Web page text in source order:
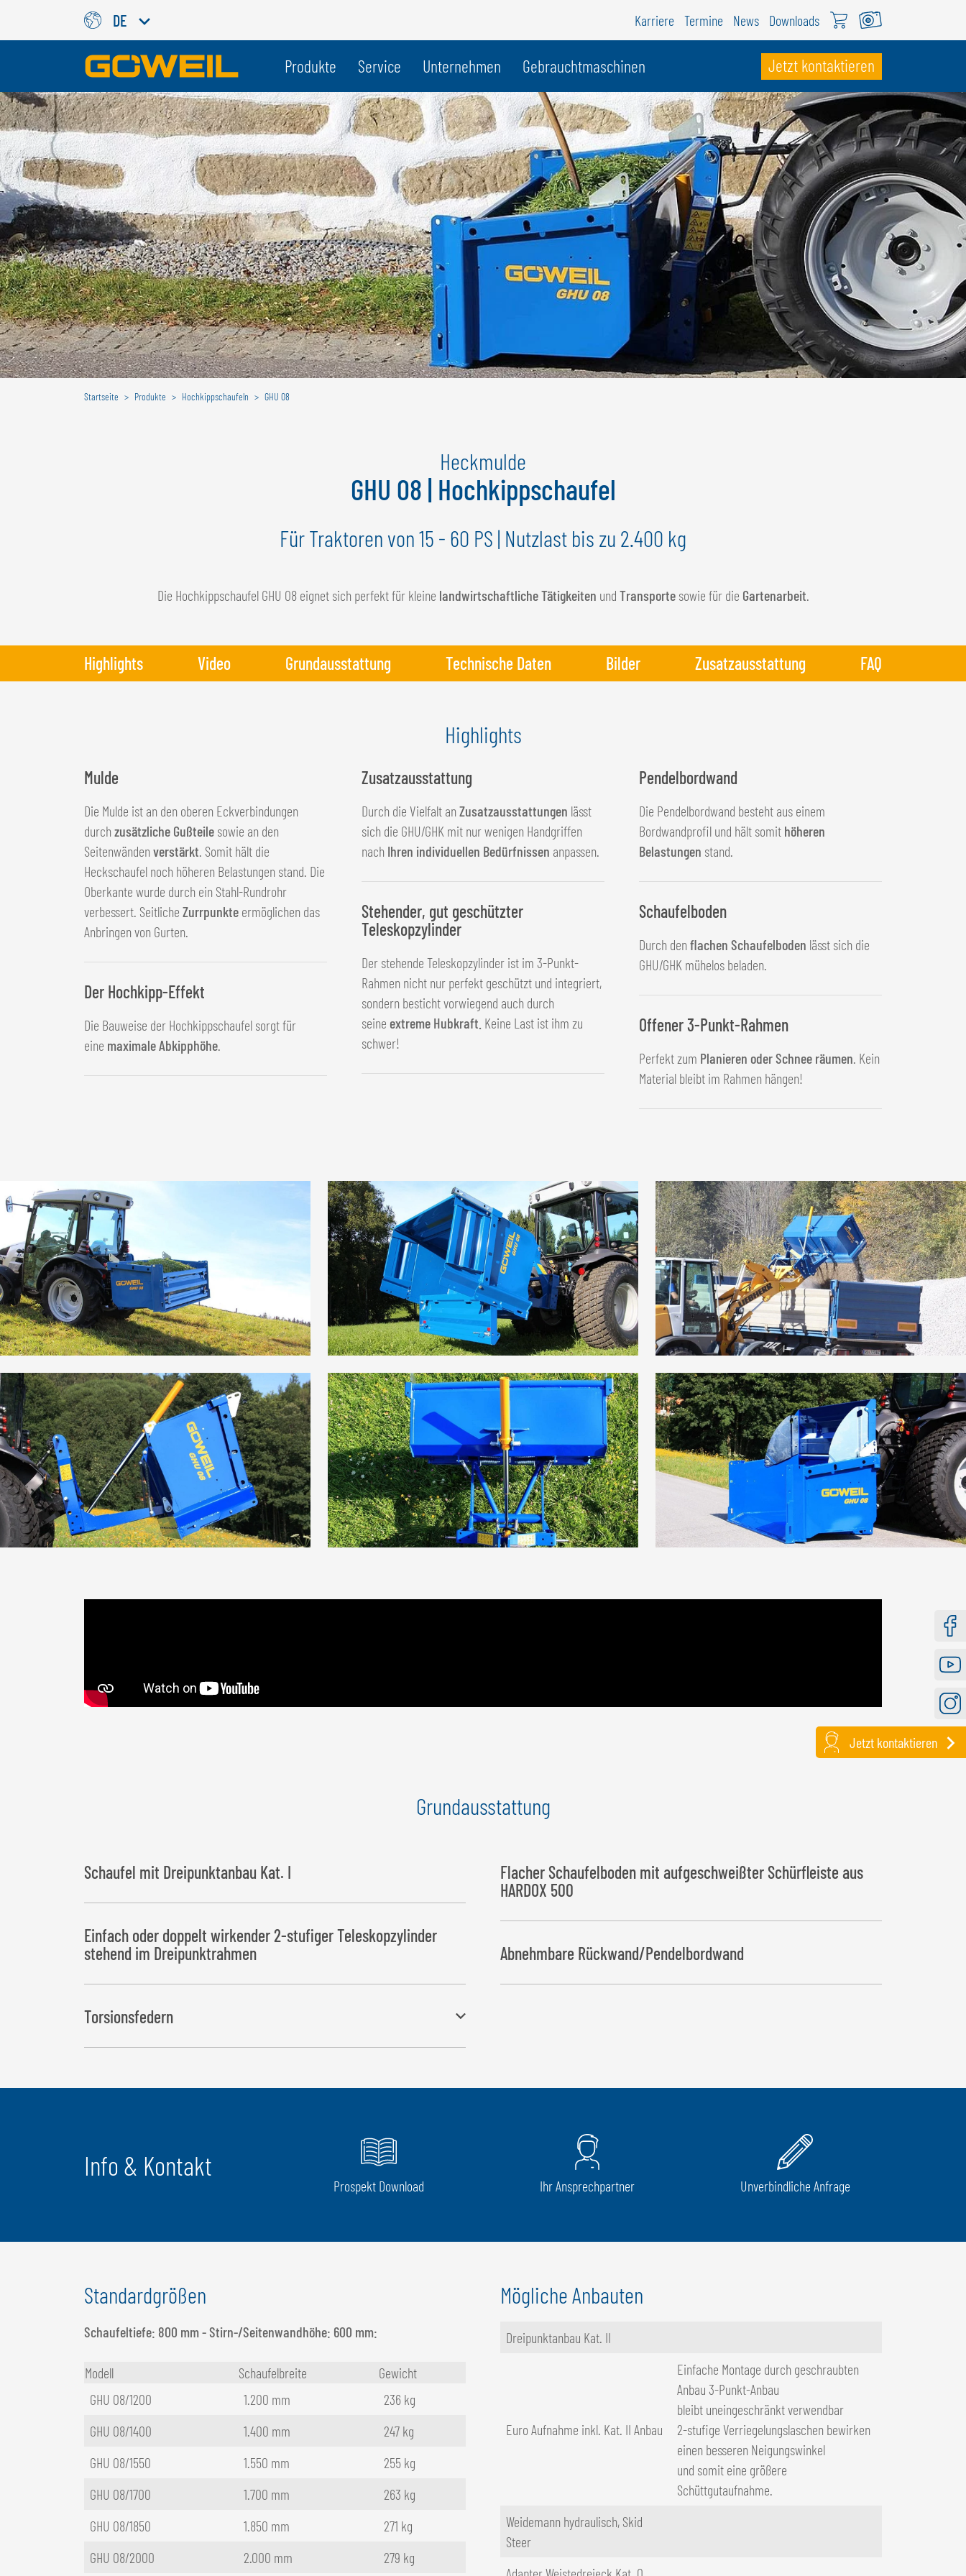
DE
Wählen Sie Ihre Sprache / Ihr Land
INTERNATIONAL
GÖWEIL
DEUTSCH
ENGLISH
FRANÇAIS
NEDERLANDS
ESPAÑOL
POLSKI
ČESKÝ
BELGIEN
GÖWEIL BNL
NEDERLANDS
FRANÇAIS
DEUTSCH
SCHWEIZ
GÖWEIL Schweiz
DEUTSCH
FRANÇAIS
Karriere Termine News Downloads
Produkte Service Unternehmen Gebrauchtmaschinen Jetzt kontaktieren
Startseite Produkte Hochkippschaufeln GHU 08
Heckmulde
GHU 08 | Hochkippschaufel
Für Traktoren von 15 - 60 PS | Nutzlast bis zu 2.400 kg
Die Hochkippschaufel GHU 08 eignet sich perfekt für kleine landwirtschaftliche Tätigkeiten und Transporte sowie für die Gartenarbeit
Highlights Video Grundausstattung Technische Daten Bilder Zusatzausstattung FAQ
Highlights
Mulde
Die Mulde ist an den oberen Eckverbindungen
durch zusätzliche Gußteile sowie an den
Seitenwänden verstärkt . Somit hält die
Heckschaufel noch höheren Belastungen stand. Die
Oberkante wurde durch ein Stahl-Rundrohr
verbessert. Seitliche Zurrpunkte ermöglichen das
Anbringen von Gurten.
Der Hochkipp-Effekt
Die Bauweise der Hochkippschaufel sorgt für
eine maximale Abkipphöhe
Zusatzausstattung
Durch die Vielfalt an Zusatzausstattungen lässt
sich die GHU/GHK mit nur wenigen Handgriffen
nach Ihren individuellen Bedürfnissen anpassen.
Stehender, gut geschützter
Teleskopzylinder
Der stehende Teleskopzylinder ist im 3-Punkt-
Rahmen nicht nur perfekt geschützt und integriert,
sondern besticht vorwiegend auch durch
seine extreme Hubkraft. Keine Last ist ihm zu
schwer!
Pendelbordwand
Die Pendelbordwand besteht aus einem
Bordwandprofil und hält somit höheren
Belastungen stand.
Schaufelboden
Durch den flachen Schaufelboden lässt sich die
GHU/GHK mühelos beladen.
Offener 3-Punkt-Rahmen
Perfekt zum Planieren oder Schnee räumen . Kein
Material bleibt im Rahmen hängen!
Grundausstattung
Schaufel mit Dreipunktanbau Kat. I
Einfach oder doppelt wirkender 2-stufiger Teleskopzylinder
stehend im Dreipunktrahmen
Torsionsfedern
einfachwirkender Ausführung
Flacher Schaufelboden mit aufgeschweißter Schürfleiste aus
HARDOX 500
Abnehmbare Rückwand/Pendelbordwand
Info & Kontakt
Prospekt Download Ihr Ansprechpartner Unverbindliche Anfrage
Standardgrößen
Schaufeltiefe: 800 mm - Stirn-/Seitenwandhöhe: 600 mm:
Modell Schaufelbreite
Gewicht
GHU 08/1200
1.200 mm
236 kg
GHU 08/1400
1.400 mm
247 kg
GHU 08/1550
1.550 mm
255 kg
GHU 08/1700
1.700 mm
263 kg
GHU 08/1850
1.850 mm
271 kg
GHU 08/2000
2.000 mm 279 kg
Mögliche Anbauten
Dreipunktanbau Kat. II
Euro Aufnahme inkl. Kat. II Anbau
Einfache Montage durch geschraubten
Anbau 3-Punkt-Anbau
bleibt uneingeschränkt verwendbar
2-stufige Verriegelungslaschen bewirken
einen besseren Neigungswinkel
und somit eine größere
Schüttgutaufnahme.
Weidemann hydraulisch, Skid
Steer
Jetzt kontaktieren